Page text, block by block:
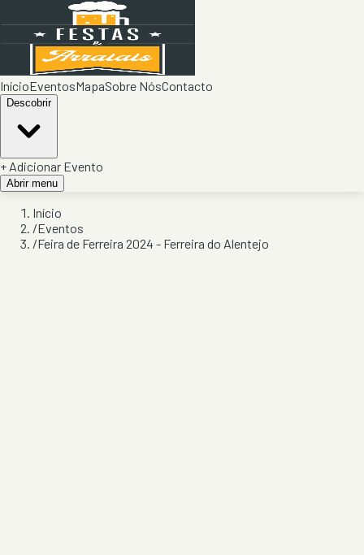
InícioEventosMapaSobre NósContacto
Descobrir
+ Adicionar Evento
Abrir menu
Início
/Eventos
/Feira de Ferreira 2024 - Ferreira do Alentejo